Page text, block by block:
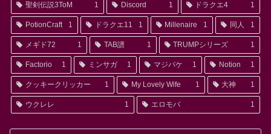
聖剣伝説3ToM 1 Discord 1 ドラクエ4 1
PotionCraft 1 ドラクエ11 1 Millenaire 1 同人 1
メギド72 1 TAB譜 1 TRUMPシリーズ 1
Factorio 1 ミンサガ 1 マジバケ 1 Notion 1
クッキークリッカー 1 My Lovely Wife 1 大神 1
ウクレレ 1 エロモバ 1